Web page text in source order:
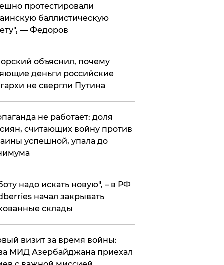
протестировали
баллистическую
— Федоров
объяснил, почему
деньги российские
не свергли Путина
не работает: доля
считающих войну против
успешной, упала до
надо искать новую", – в РФ
начал закрывать
склады
визит за время войны:
МИД Азербайджана приехал